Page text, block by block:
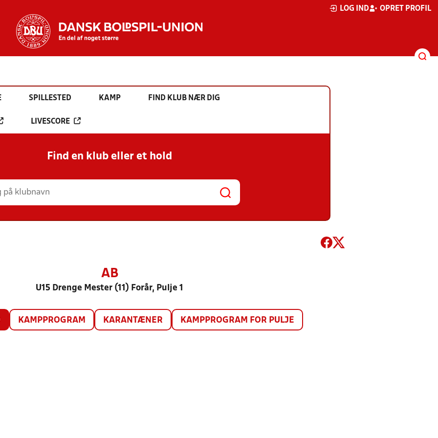
LOG IND OPRET PROFIL
SPILLESTED KAMP FIND KLUB NÆR DIG
LIVESCORE
Find en klub eller et hold
AB
U15 Drenge Mester (11) Forår, Pulje 1
KAMPPROGRAM KARANTÆNER KAMPPROGRAM FOR PULJE